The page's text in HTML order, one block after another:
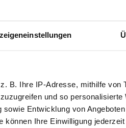
B. Ihre IP-Adresse, mithilfe von
und so personalisierte
Entwicklung von
Ihre Einwilligung